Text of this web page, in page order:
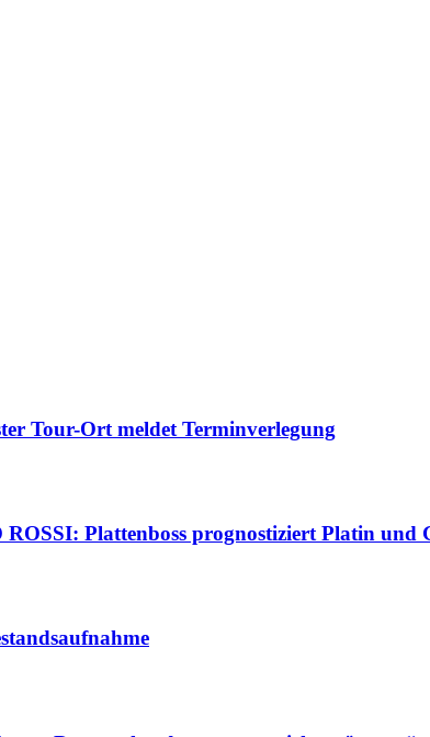
Tour-Ort meldet Terminverlegung
Plattenboss prognostiziert Platin und